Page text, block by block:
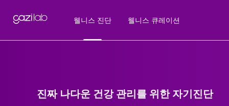
웰니스 진단 웰니스 큐레이션
진짜 나다운 건강 관리를 위한 자기진단